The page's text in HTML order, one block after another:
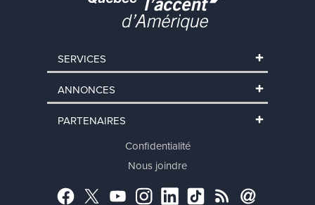
SERVICES
ANNONCES
PARTENAIRES
Confidentialité
Nous joindre
Facebook
TwitterYouTubeInstagram
LinkedInTikTokRSS Abonnement